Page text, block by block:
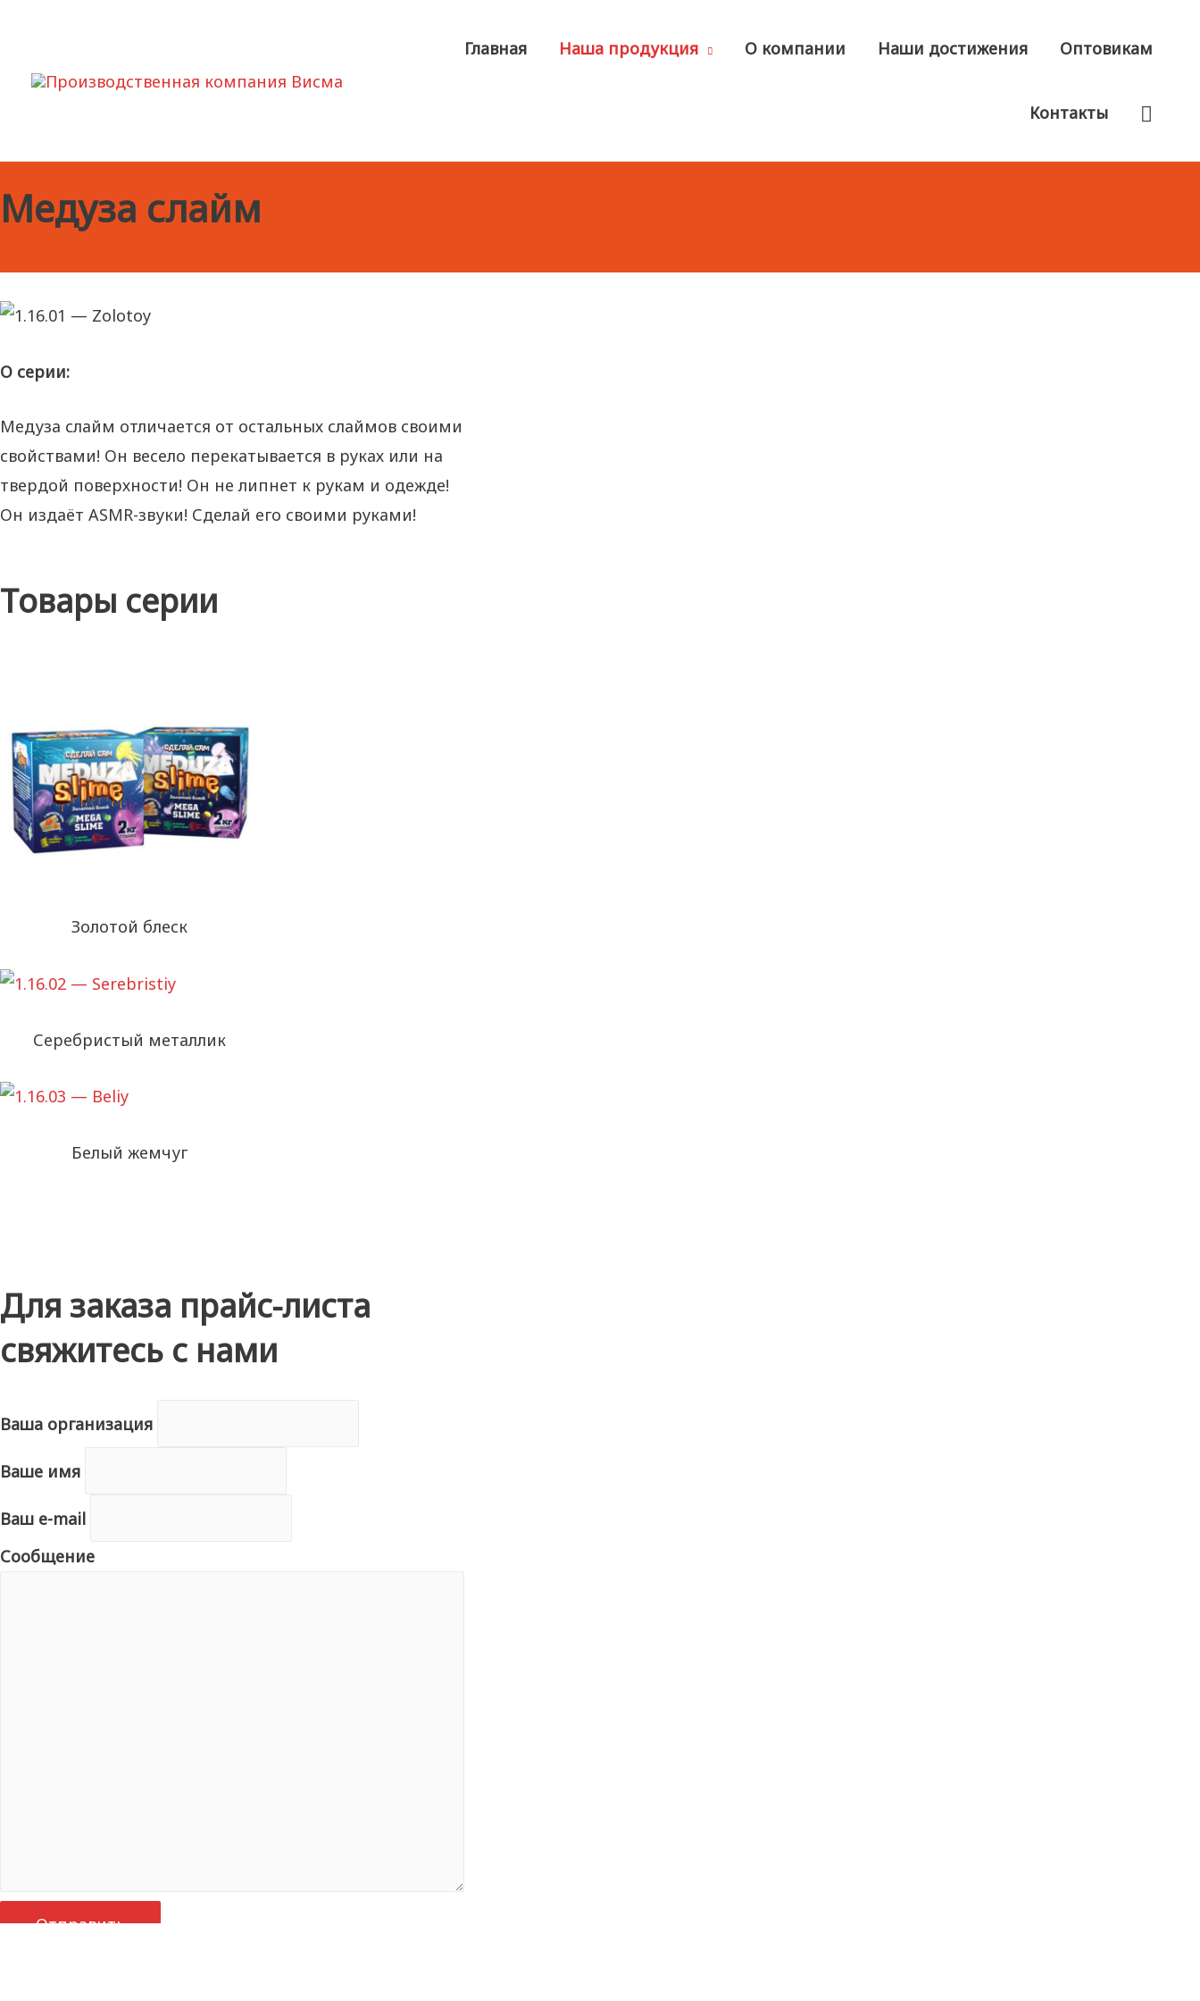
Главная Наша продукция О компании Наши достижения Оптовикам
Контакты
Медуза слайм
О серии:
Медуза слайм отличается от остальных слаймов своими
свойствами! Он весело перекатывается в руках или на
твердой поверхности! Он не липнет к рукам и одежде!
Он издаёт ASMR-звуки! Сделай его своими руками!
Товары серии
Золотой блеск
Серебристый металлик
Белый жемчуг
Для заказа прайс-листа
свяжитесь с нами
Ваша организация
Ваше имя
Ваш e-mail
Сообщение